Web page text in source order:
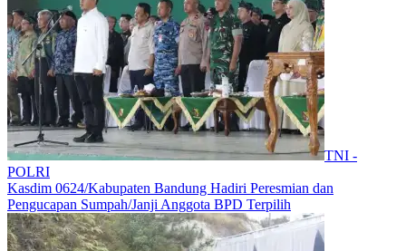
TNI -
POLRI
Kasdim 0624/Kabupaten Bandung Hadiri Peresmian dan
Pengucapan Sumpah/Janji Anggota BPD Terpilih